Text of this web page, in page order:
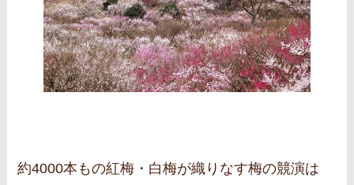
約4000本もの紅梅・白梅が織りなす梅の競演は